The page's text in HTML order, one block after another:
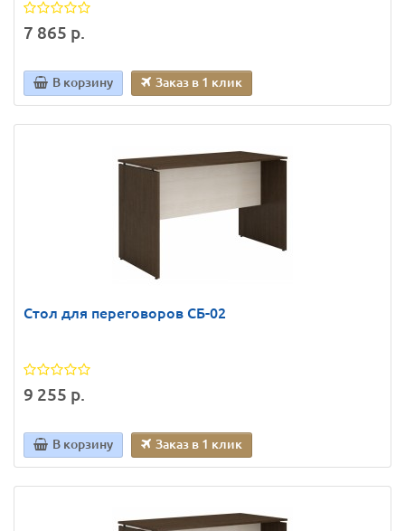
7 865 р.
В корзину Заказ в 1 клик
Стол для переговоров СБ-02
9 255 р.
В корзину Заказ в 1 клик